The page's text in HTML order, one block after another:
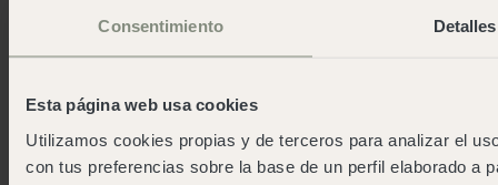
Consentimiento Detalles
Esta página web usa cookies
Utilizamos cookies propias y de terceros para analizar el
con tus preferencias sobre la base de un perfil elaborado a
Servizio